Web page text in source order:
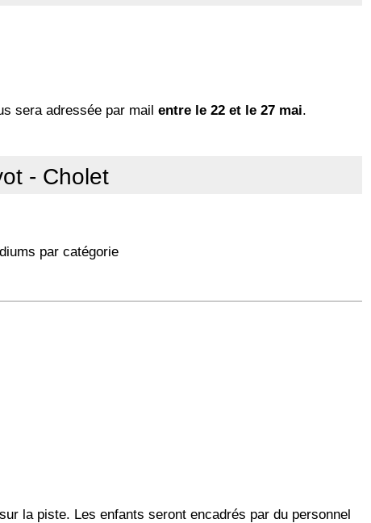
sera adressée par mail entre le 22 et le 27 mai.
- Cholet
par catégorie
la piste. Les enfants seront encadrés par du personnel